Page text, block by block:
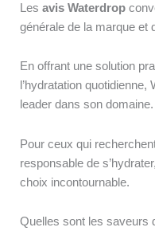
Les avis Waterdrop
générale de la marque et
En offrant une solution
l’hydratation
leader dans son domaine.
Pour ceux qui
responsable de
choix incontournable.
Quelles sont les saveurs